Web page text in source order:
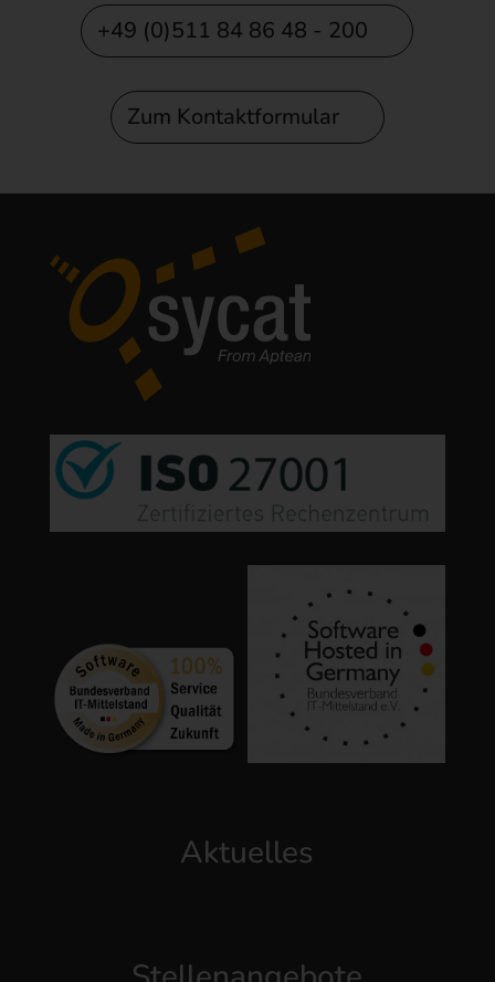
+49 (0)511 84 86 48 - 200
Zum Kontaktformular
Aktuelles